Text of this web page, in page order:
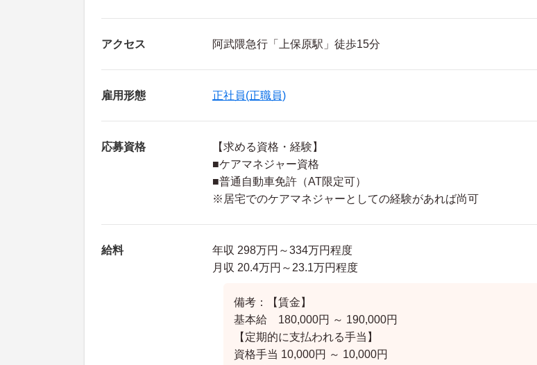
アクセス 阿武隈急行「上保原駅」徒歩15分
雇用形態 正社員(正職員)
応募資格
【求める資格・経験】
■ケアマネジャー資格
■普通自動車免許（AT限定可）
※居宅でのケアマネジャーとしての経験があれば尚可
給料
年収 298万円～334万円程度
月収 20.4万円～23.1万円程度
備考：【賃金】
基本給 180,000円 ～ 190,000円
【定期的に支払われる手当】
資格手当 10,000円 ～ 10,000円